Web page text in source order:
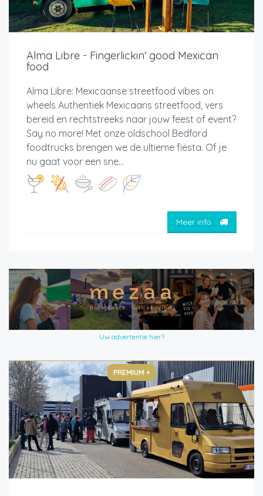
Alma Libre - Fingerlickin' good Mexican
food
Alma Libre: Mexicaanse streetfood vibes on
wheels Authentiek Mexicaans streetfood, vers
bereid en rechtstreeks naar jouw feest of event?
Say no more! Met onze oldschool Bedford
foodtrucks brengen we de ultieme fiësta. Of je
nu gaat voor een sne...
Meer info
Uw advertentie hier?
PREMIUM +